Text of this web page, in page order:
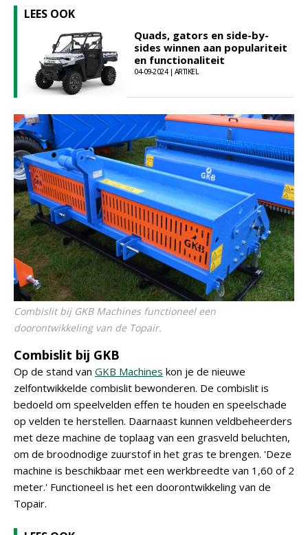
LEES OOK
Quads, gators en side-by-
sides winnen aan populariteit
en functionaliteit
04-09-2024 | ARTIKEL
Combislit bij GKB Machines functioneel een
doorontwikkeling van de Topair.
Combislit bij GKB
Op de stand van GKB Machines kon je de nieuwe
zelfontwikkelde combislit bewonderen. De combislit is
bedoeld om speelvelden effen te houden en speelschade
op velden te herstellen. Daarnaast kunnen veldbeheerders
met deze machine de toplaag van een grasveld beluchten,
om de broodnodige zuurstof in het gras te brengen. 'Deze
machine is beschikbaar met een werkbreedte van 1,60 of 2
meter.' Functioneel is het een doorontwikkeling van de
Topair.